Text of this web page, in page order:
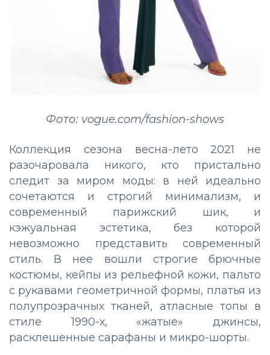
Фото: vogue.com/fashion-shows
Коллекция сезона весна-лето 2021 не
разочаровала никого, кто пристально
следит за миром моды: в ней идеально
сочетаются и строгий минимализм, и
современный парижский шик, и
кэжуальная эстетика, без которой
невозможно представить современный
стиль. В нее вошли строгие брючные
костюмы, кейпы из рельефной кожи, пальто
с рукавами геометричной формы, платья из
полупрозрачных тканей, атласные топы в
стиле 1990-х, «жатые» джинсы,
расклешенные сарафаны и микро-шорты.